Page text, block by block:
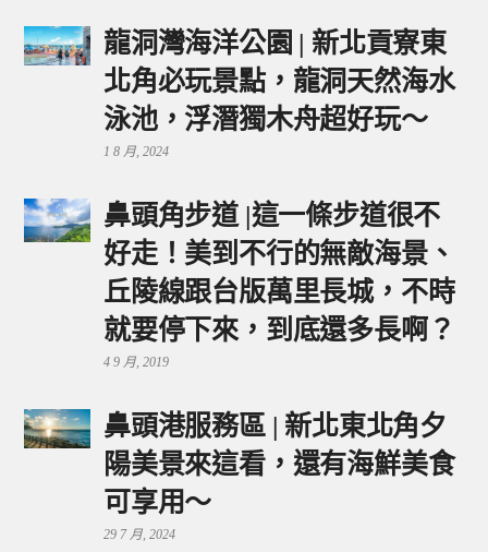
龍洞灣海洋公園 | 新北貢寮東
北角必玩景點，龍洞天然海水
泳池，浮潛獨木舟超好玩～
1 8 月, 2024
鼻頭角步道 |這一條步道很不
好走！美到不行的無敵海景、
丘陵線跟台版萬里長城，不時
就要停下來，到底還多長啊？
4 9 月, 2019
鼻頭港服務區 | 新北東北角夕
陽美景來這看，還有海鮮美食
可享用～
29 7 月, 2024